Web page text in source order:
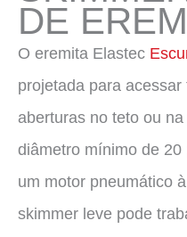
DE
O eremita Elastec
projetada para
aberturas no teto ou
diâmetro mínimo de
um motor pneumático
skimmer leve pode